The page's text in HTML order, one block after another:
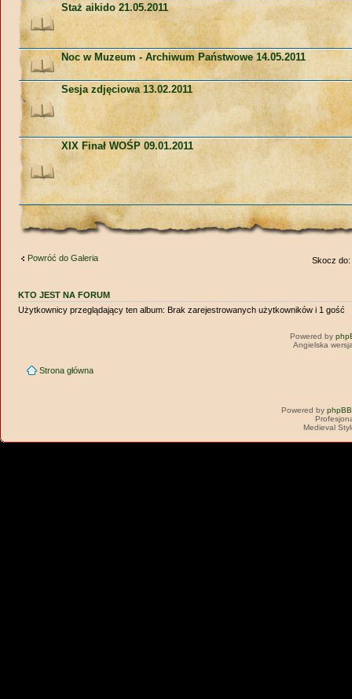
Staż aikido 21.05.2011
Noc w Muzeum - Archiwum Państwowe 14.05.2011
Sesja zdjęciowa 13.02.2011
XIX Finał WOŚP 09.01.2011
Powróć do Galeria Skocz do:
KTO JEST NA FORUM
Użytkownicy przeglądający ten album: Brak zarejestrowanych użytkowników i 1 gość
Powered by
Angielska
Strona główna
Powered by phpBB
Medieval